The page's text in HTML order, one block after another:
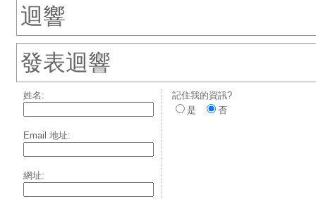
迴響
發表迴響
姓名:
Email 地址:
網址:
記住我的資訊?
是
否